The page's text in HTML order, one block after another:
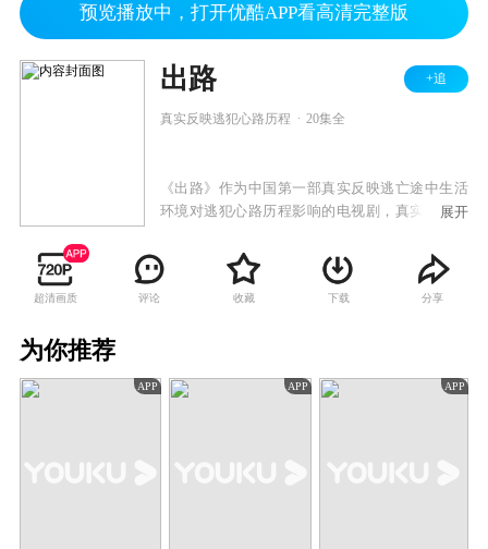
预览播放中，打开优酷APP看高清完整版
出路 +追
真实反映逃犯心路历程 20集全
《出路》作为中国第一部真实反映逃亡途中生活
环境对逃犯心路历程影响的电视剧，真实地再现
自首的整个心路历程。
展开
超清画质 评论 收藏 下载 分享
为你推荐
APP APP APP